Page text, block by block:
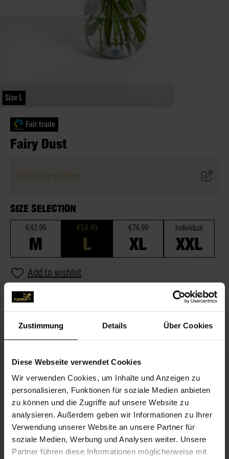
Zustimmung Details Über Cookies
Diese Webseite verwendet Cookies
Wir verwenden Cookies, um Inhalte und Anzeigen zu
personalisieren, Funktionen für soziale Medien anbieten
zu können und die Zugriffe auf unsere Website zu
analysieren. Außerdem geben wir Informationen zu Ihrer
Verwendung unserer Website an unsere Partner für
soziale Medien, Werbung und Analysen weiter. Unsere
Partner führen diese Informationen möglicherweise mit
Size L
Fair trade
Fairy Dust
Enter delivery address
SIZE SELECTION
€42.99
M
€54.99
L
€74.99
XL
individual
XXL
Add to wishlist
DESCRIPTION
MATCHES THE BOUQUET
All the love
€3.99